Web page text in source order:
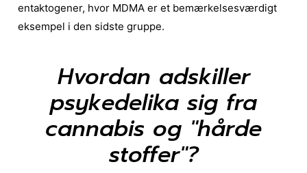
entaktogener, hvor MDMA er et bemærkelsesværdigt
eksempel i den sidste gruppe.
Hvordan adskiller
psykedelika sig fra
cannabis og "hårde
stoffer"?